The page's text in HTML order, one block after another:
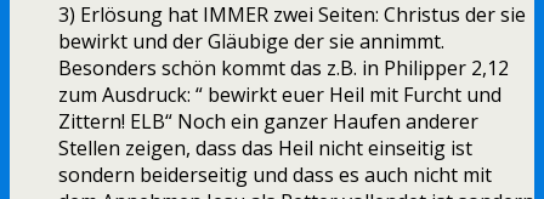
3) Erlösung hat IMMER zwei Seiten: Christus der sie
bewirkt und der Gläubige der sie annimmt.
Besonders schön kommt das z.B. in Philipper 2,12
zum Ausdruck: “ bewirkt euer Heil mit Furcht und
Zittern! ELB“ Noch ein ganzer Haufen anderer
Stellen zeigen, dass das Heil nicht einseitig ist
sondern beiderseitig und dass es auch nicht mit